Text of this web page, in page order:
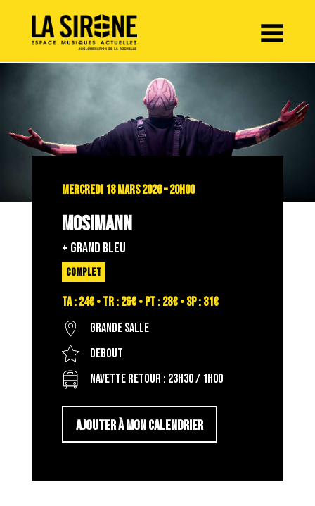
MERCREDI 18 MARS 2026 – 20H00
MOSIMANN
+ GRAND BLEU
COMPLET
TA : 24€ • TR : 26€ • PT : 28€ • SP : 31€
Grande salle
Debout
Navette retour : 23h30 / 1h00
AJOUTER À MON CALENDRIER